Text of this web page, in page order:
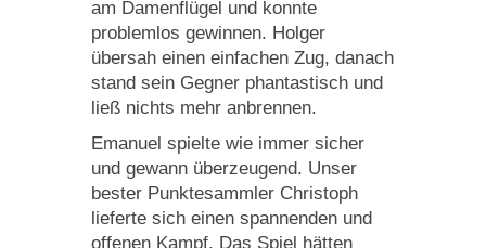
am Damenflügel und konnte
problemlos gewinnen. Holger
übersah einen einfachen Zug, danach
stand sein Gegner phantastisch und
ließ nichts mehr anbrennen.
Emanuel spielte wie immer sicher
und gewann überzeugend. Unser
bester Punktesammler Christoph
lieferte sich einen spannenden und
offenen Kampf. Das Spiel hätten